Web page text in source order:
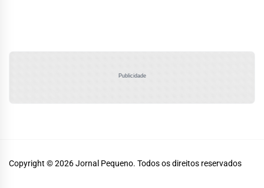
Publicidade
Copyright © 2026Jornal Pequeno. Todos os direitos reservados